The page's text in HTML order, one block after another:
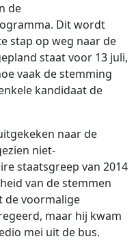
de
Dit wordt
stap op weg naar de
staat voor 13 juli,
vaak de stemming
kandidaat de
naar de
niet-
staatsgreep van 2014
van de stemmen
de voormalige
maar hij kwam
mei uit de bus.